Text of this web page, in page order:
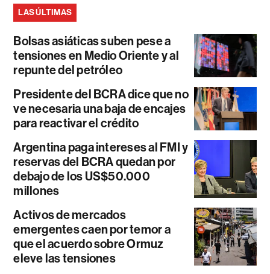
LAS ÚLTIMAS
Bolsas asiáticas suben pese a
tensiones en Medio Oriente y al
repunte del petróleo
Presidente del BCRA dice que no
ve necesaria una baja de encajes
para reactivar el crédito
Argentina paga intereses al FMI y
reservas del BCRA quedan por
debajo de los US$50.000
millones
Activos de mercados
emergentes caen por temor a
que el acuerdo sobre Ormuz
eleve las tensiones